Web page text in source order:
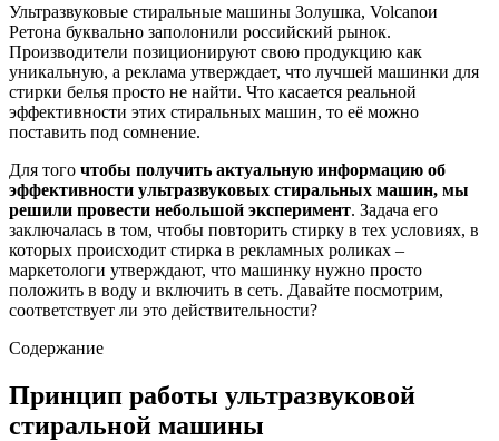
Ультразвуковые стиральные машины Золушка, Volcanoи
Ретона буквально заполонили российский рынок.
Производители позиционируют свою продукцию как
уникальную, а реклама утверждает, что лучшей машинки для
стирки белья просто не найти. Что касается реальной
эффективности этих стиральных машин, то её можно
поставить под сомнение.
Для того чтобы получить актуальную информацию об
эффективности ультразвуковых стиральных машин, мы
решили провести небольшой эксперимент. Задача его
заключалась в том, чтобы повторить стирку в тех условиях, в
которых происходит стирка в рекламных роликах –
маркетологи утверждают, что машинку нужно просто
положить в воду и включить в сеть. Давайте посмотрим,
соответствует ли это действительности?
Содержание
Принцип работы ультразвуковой
стиральной машины